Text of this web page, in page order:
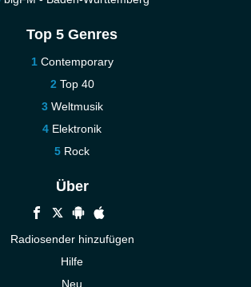
Top 5 Genres
Contemporary
Top 40
Weltmusik
Elektronik
Rock
Über
Radiosender hinzufügen
Hilfe
Neu